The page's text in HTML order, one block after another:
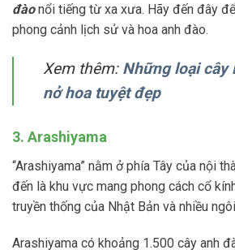
đàonổi tiếng từ xa xưa. Hãy đến đây
phong cảnh lịch sử và hoa anh đào.
Xem thêm: Những loại cây
nở hoa tuyệt đẹp
3. Arashiyama
“Arashiyama” nằm ở phía Tây của nội
đến là khu vực mang phong cách cổ
truyền thống của Nhật Bản và nhiều
Arashiyama có khoảng 1.500 cây anh